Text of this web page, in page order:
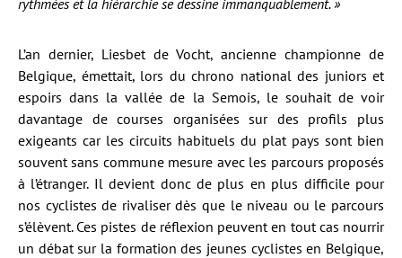
rythmées et la hiérarchie se dessine immanquablement. »
L’an dernier, Liesbet de Vocht, ancienne championne de
Belgique, émettait, lors du chrono national des juniors et
espoirs dans la vallée de la Semois, le souhait de voir
davantage de courses organisées sur des profils plus
exigeants car les circuits habituels du plat pays sont bien
souvent sans commune mesure avec les parcours proposés
à l’étranger. Il devient donc de plus en plus difficile pour
nos cyclistes de rivaliser dès que le niveau ou le parcours
s’élèvent. Ces pistes de réflexion peuvent en tout cas nourrir
un débat sur la formation des jeunes cyclistes en Belgique,